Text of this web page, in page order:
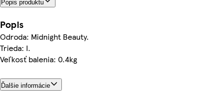
Popis produktu
Popis
Odroda: Midnight Beauty.
Trieda: I.
Veľkosť balenia: 0.4kg
Ďalšie informácie